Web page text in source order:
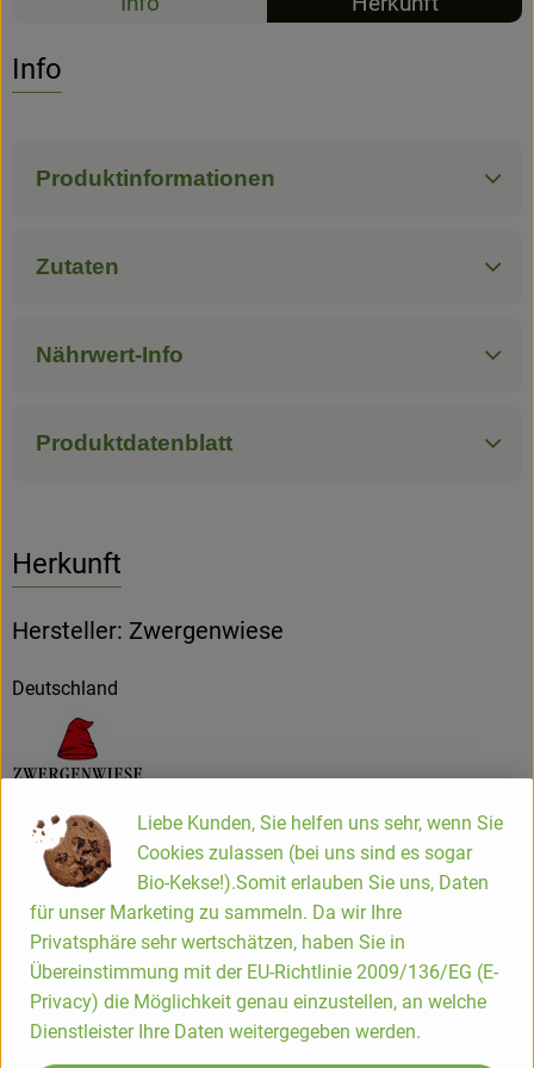
Info
Produktinformationen
Zutaten
Nährwert-Info
Produktdatenblatt
Herkunft
Hersteller: Zwergenwiese
Deutschland
ZWERGENWIESE Naturkost GmbH
D 24887 Silberstedt
Die Zwergenwiese Naturkost GmbH steht seit über 40 Jahren
für liebevoll und sorgfältig hergestellte Bio-Lebensmittel.
Aus eigener Entwicklung und in eigener Produktion
entstehen pikante und fruchtige Brotaufstriche, Senfe,
Tomatensaucen und Fertiggerichte für den Biohandel.
Liebe Kunden, Sie helfen uns sehr, wenn Sie
Cookies zulassen (bei uns sind es sogar
Bio-Kekse!).Somit erlauben Sie uns, Daten
für unser Marketing zu sammeln. Da wir Ihre
Privatsphäre sehr wertschätzen, haben Sie in
Übereinstimmung mit der EU-Richtlinie 2009/136/EG (E-
Privacy) die Möglichkeit genau einzustellen, an welche
Dienstleister Ihre Daten weitergegeben werden.